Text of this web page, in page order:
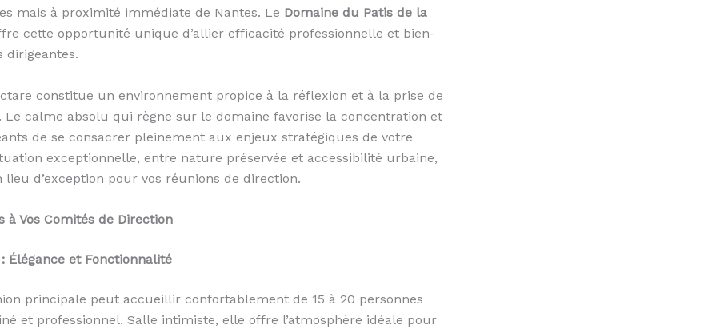
mais à proximité immédiate de Nantes. Le Domaine du Patis de la
cette opportunité unique d’allier efficacité professionnelle et bien-
dirigeantes.
constitue un environnement propice à la réflexion et à la prise de
Le calme absolu qui règne sur le domaine favorise la concentration et
de se consacrer pleinement aux enjeux stratégiques de votre
exceptionnelle, entre nature préservée et accessibilité urbaine,
d’exception pour vos réunions de direction.
à Vos Comités de Direction
Élégance et Fonctionnalité
principale peut accueillir confortablement de 15 à 20 personnes
et professionnel. Salle intimiste, elle offre l’atmosphère idéale pour